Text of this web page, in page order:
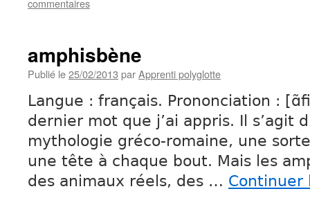
commentaires
amphisbène
Publié le25/02/2013 parApprenti polyglotte
Langue : français. Prononciation :
dernier mot que j’ai appris. Il s’agit
mythologie gréco-romaine, une
une tête à chaque bout. Mais les
des animaux réels, des …